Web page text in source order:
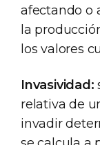
afectando o
la
los valores
Invasividad:
relativa de
invadir